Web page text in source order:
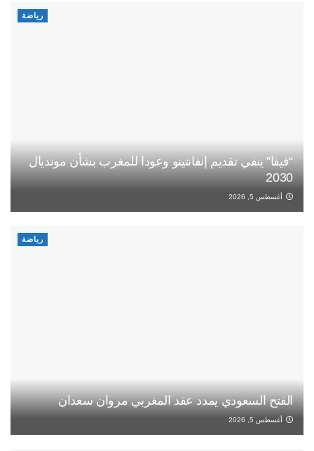
رياضة
“فيفا” ينفي تقديم إنفانتينو وعودا للمغرب بشأن مونديال
2030
أغسطس 5, 2026
رياضة
الفتح السعودي يمدد عقد المغربي مروان سعدان
أغسطس 5, 2026